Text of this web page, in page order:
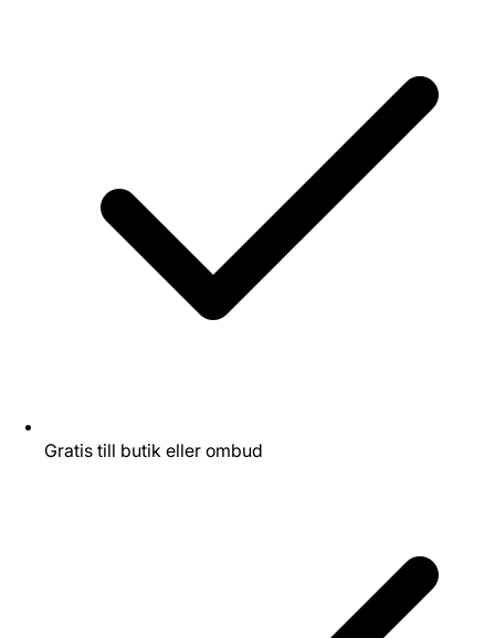
Gratis till butik eller ombud